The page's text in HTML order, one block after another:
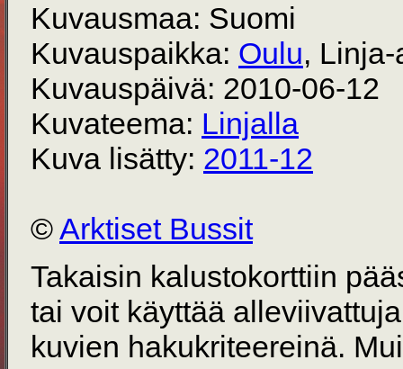
Kuvausmaa: Suomi
Kuvauspaikka: Oulu,
Kuvauspäivä: 2010-06-12
Kuvateema: Linjalla
Kuva lisätty: 2011-12
©Arktiset Bussit
Takaisin kalustokorttiin
tai voit käyttää
kuvien hakukriteereinä.